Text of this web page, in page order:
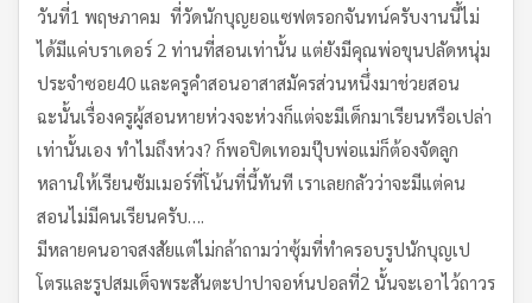
วันที่1 พฤษภาคม ที่วัดนักบุญยอแซฟตรอกจันทน์ครับงานนี้ไม่
ได้มีแค่บราเดอร์ 2 ท่านที่สอนเท่านั้น แต่ยังมีคุณพ่อขุนปลัดหนุ่ม
ประจำซอย40 และครูคำสอนอาสาสมัครส่วนหนึ่งมาช่วยสอน
ฉะนั้นเรื่องครูผู้สอนหายห่วงจะห่วงก็แต่จะมีเด็กมาเรียนหรือเปล่า
เท่านั้นเอง ทำไมถึงห่วง? ก็พอปิดเทอมปุ๊บพ่อแม่ก็ต้องจัดลูก
หลานให้เรียนซัมเมอร์ที่โน้นที่นี้ทันที เราเลยกลัวว่าจะมีแต่คน
สอนไม่มีคนเรียนครับ….
มีหลายคนอาจสงสัยแต่ไม่กล้าถามว่าซุ้มที่ทำครอบรูปนักบุญเป
โตรและรูปสมเด็จพระสันตะปาปาจอห์นปอลที่2 นั้นจะเอาไว้ถาวร